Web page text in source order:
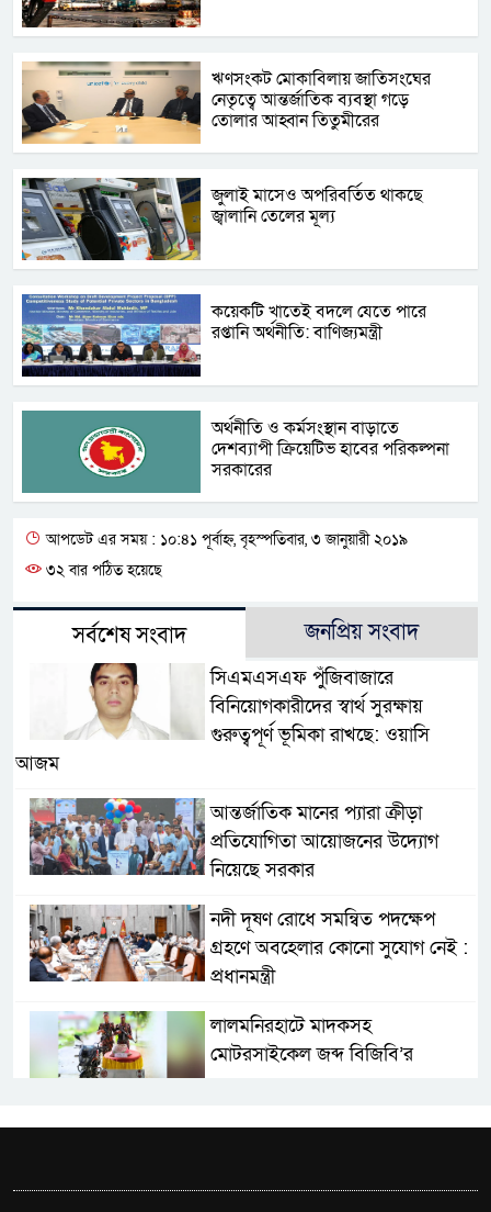
ঋণসংকট মোকাবিলায় জাতিসংঘের
নেতৃত্বে আন্তর্জাতিক ব্যবস্থা গড়ে
তোলার আহ্বান তিতুমীরের
জুলাই মাসেও অপরিবর্তিত থাকছে
জ্বালানি তেলের মূল্য
কয়েকটি খাতেই বদলে যেতে পারে
রপ্তানি অর্থনীতি: বাণিজ্যমন্ত্রী
অর্থনীতি ও কর্মসংস্থান বাড়াতে
দেশব্যাপী ক্রিয়েটিভ হাবের পরিকল্পনা
সরকারের
আপডেট এর সময় : ১০:৪১ পূর্বাহ্ন, বৃহস্পতিবার, ৩ জানুয়ারী ২০১৯
৩২ বার পঠিত হয়েছে
সর্বশেষ সংবাদ জনপ্রিয় সংবাদ
সিএমএসএফ পুঁজিবাজারে
বিনিয়োগকারীদের স্বার্থ সুরক্ষায়
গুরুত্বপূর্ণ ভূমিকা রাখছে: ওয়াসি
আজম
আন্তর্জাতিক মানের প্যারা ক্রীড়া
প্রতিযোগিতা আয়োজনের উদ্যোগ
নিয়েছে সরকার
নদী দূষণ রোধে সমন্বিত পদক্ষেপ
গ্রহণে অবহেলার কোনো সুযোগ নেই :
প্রধানমন্ত্রী
লালমনিরহাটে মাদকসহ
মোটরসাইকেল জব্দ বিজিবি’র
ওমানের সঙ্গে ইরানের হরমুজ